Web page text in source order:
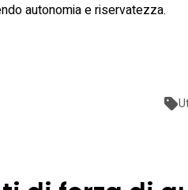
autonomia e riservatezza.